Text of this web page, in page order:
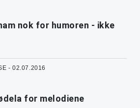
nok for humoren - ikke
- 02.07.2016
for melodiene